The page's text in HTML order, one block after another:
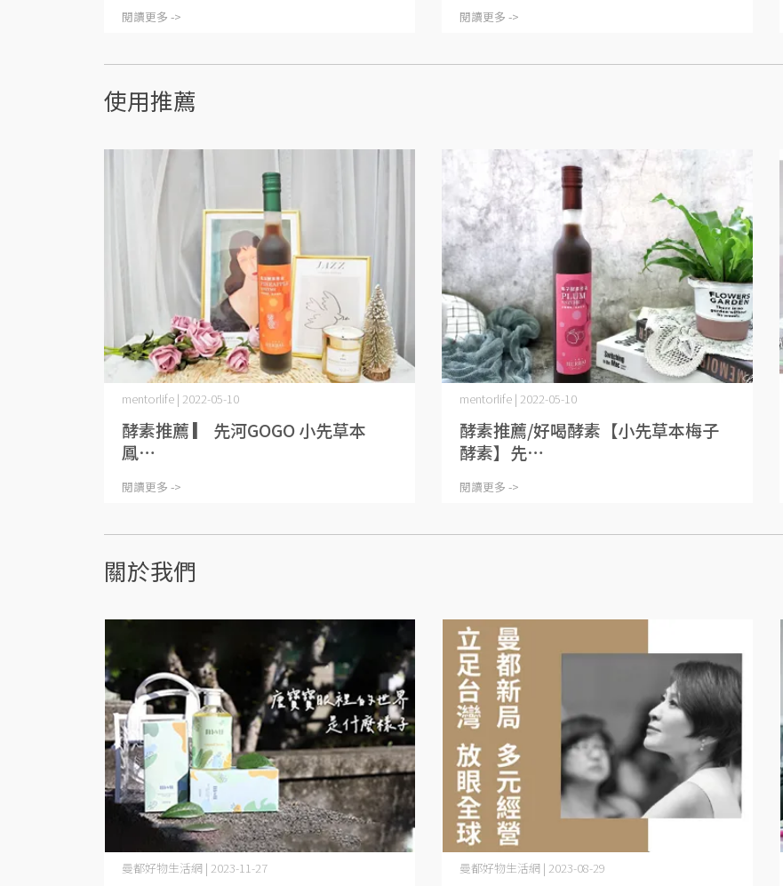
閱讀更多 -> 閱讀更多 ->
使用推薦
mentorlife | 2022-05-10
酵素推薦 ▎ 先河GOGO 小先草本
鳳⋯
閱讀更多 ->
mentorlife | 2022-05-10
酵素推薦/好喝酵素【小先草本梅子
酵素】先⋯
閱讀更多 ->
關於我們
曼都好物生活網 | 2023-11-27 曼都好物生活網 | 2023-08-29